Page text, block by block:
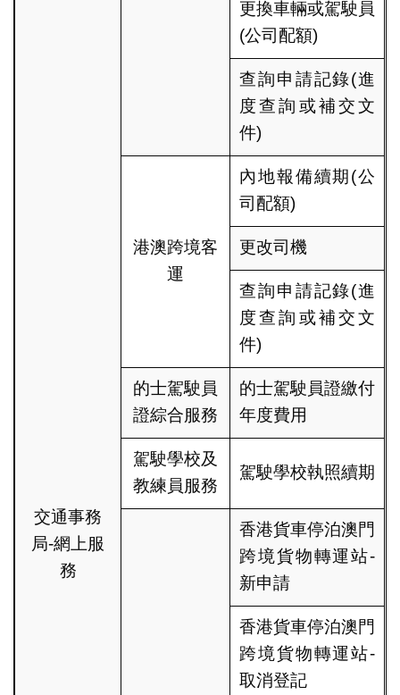
交通事務
局-網上服
務
更換車輛或駕駛員
(公司配額)
查詢申請記錄(進
度查詢或補交文
件)
港澳跨境客
運
內地報備續期(公
司配額)
更改司機
查詢申請記錄(進
度查詢或補交文
件)
的士駕駛員
證綜合服務
的士駕駛員證繳付
年度費用
駕駛學校及
教練員服務
駕駛學校執照續期
香港貨車停泊澳門
跨境貨物轉運站-
新申請
香港貨車停泊澳門
跨境貨物轉運站-
取消登記